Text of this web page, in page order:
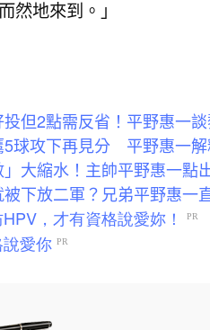
然地來到。」
但2點需反省！平野惠一
5球攻下再見分 平野惠一
大縮水！主帥平野惠一點
下放二軍？兄弟平野惠一